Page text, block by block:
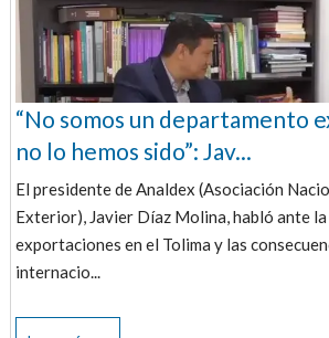
“No somos un departamento
no lo hemos sido”: Jav...
El presidente de Analdex (Asociación
Exterior), Javier Díaz Molina, habló ante la
exportaciones en el Tolima y las
internacio...